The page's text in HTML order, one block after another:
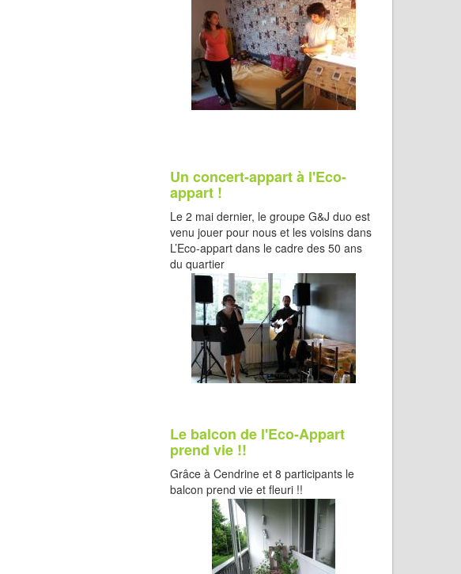
Un concert-appart à l'Eco-
appart !
Le 2 mai dernier, le groupe G&J duo est
venu jouer pour nous et les voisins dans
L’Eco-appart dans le cadre des 50 ans
du quartier
Le balcon de l'Eco-Appart
prend vie !!
Grâce à Cendrine et 8 participants le
balcon prend vie et fleuri !!